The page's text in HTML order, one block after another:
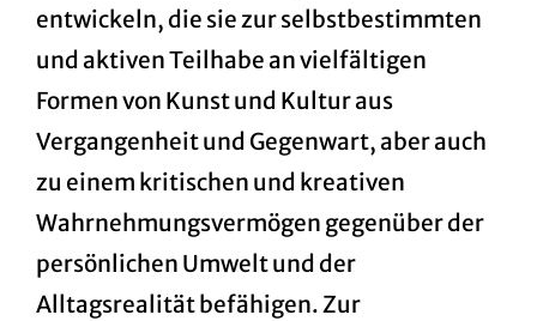
entwickeln, die sie zur selbstbestimmten
und aktiven Teilhabe an vielfältigen
Formen von Kunst und Kultur aus
Vergangenheit und Gegenwart, aber auch
zu einem kritischen und kreativen
Wahrnehmungsvermögen gegenüber der
persönlichen Umwelt und der
Alltagsrealität befähigen. Zur